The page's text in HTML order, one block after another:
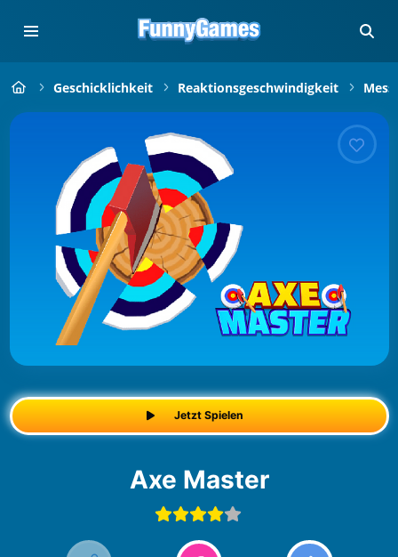
Geschicklichkeit Reaktionsgeschwindigkeit
Jetzt Spielen
Axe Master